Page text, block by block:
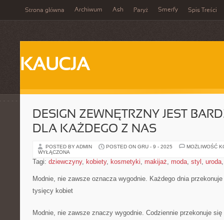
Strona główna Archiwum Ash Paryż Smerfy Spis Treści
KAUCJA
DESIGN ZEWNĘTRZNY JEST
DLA KAŻDEGO Z NAS
POSTED BY ADMIN POSTED ON GRU - 9 - 2025
MOŻLIWOŚĆ
WYŁĄCZONA
Tagi: dziewczyny, kobiety, kosmetyki, makijaż, moda, styl , uroda
Modnie, nie zawsze oznacza wygodnie. Każdego dnia
tysięcy kobiet
Modnie, nie zawsze znaczy wygodnie. Codziennie przekonuje